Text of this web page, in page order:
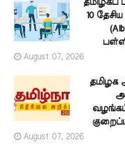
தமிழகப்
10
August 07, 2026
தமிழக
August 07, 2026